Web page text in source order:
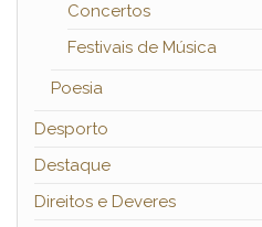
Concertos
Festivais de Música
Poesia
Desporto
Destaque
Direitos e Deveres